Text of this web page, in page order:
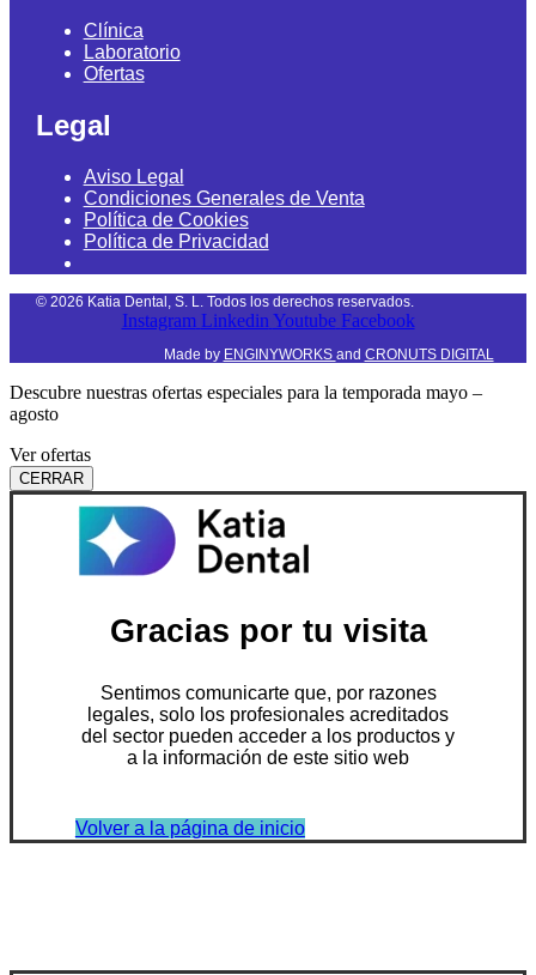
Clínica
Laboratorio
Ofertas
Legal
Aviso Legal
Condiciones Generales de Venta
Política de Cookies
Política de Privacidad
© 2026 Katia Dental, S. L. Todos los derechos reservados.
Instagram Linkedin Youtube Facebook
Made by ENGINYWORKS and CRONUTS DIGITAL
Descubre nuestras ofertas especiales para la temporada mayo –
agosto
Ver ofertas
CERRAR
Gracias por tu visita
Sentimos comunicarte que, por razones
legales, solo los profesionales acreditados
del sector pueden acceder a los productos y
a la información de este sitio web
Volver a la página de inicio